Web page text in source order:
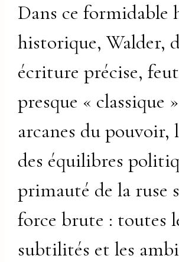
Dans ce formidable
historique, Walder,
écriture précise,
presque « classique
arcanes du pouvoir,
des équilibres
primauté de la ruse
force brute : toutes
subtilités et les